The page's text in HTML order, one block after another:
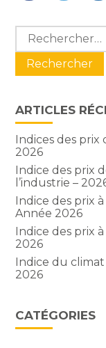
Blog
sidebar
Rechercher :
ARTICLES
Indices des
2026
Indice des prix
l’industrie –
Indice des prix
Année 2026
Indice des prix
2026
Indice du
2026
CATÉGORIES